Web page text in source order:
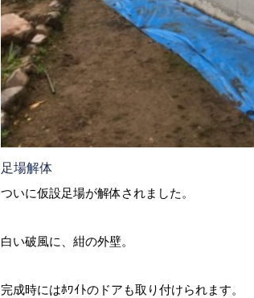
足場解体
ついに仮設足場が解体されました。
白い破風に、紺の外壁。
完成時にはﾎﾜｲﾄのドアも取り付けられます。